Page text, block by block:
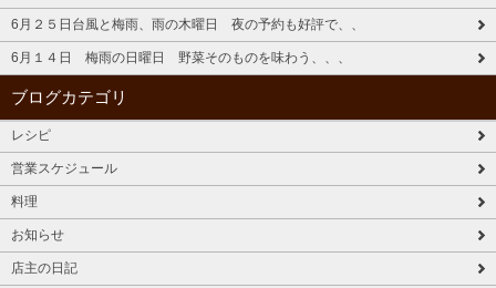
6月２５日台風と梅雨、雨の木曜日 夜の予約も好評で、、
6月１４日 梅雨の日曜日 野菜そのものを味わう、、、
ブログカテゴリ
レシピ
営業スケジュール
料理
お知らせ
店主の日記